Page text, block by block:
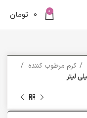
0
0 تومان
کرم مرطوب کننده